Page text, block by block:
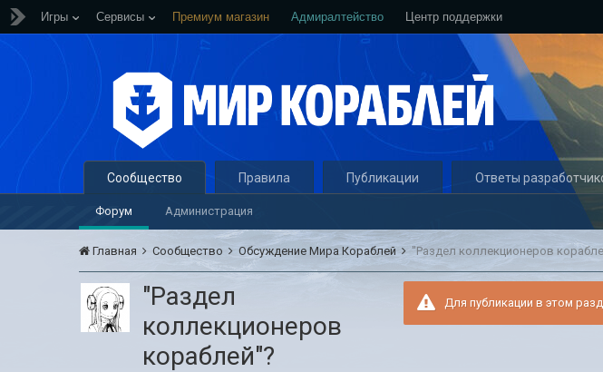
Игры Сервисы Премиум магазин Адмиралтейство Центр поддержки
Сообщество
Форум Администрация
Правила Публикации Ответы
Главная Сообщество Обсуждение Мира Кораблей "Раздел коллекционеров
Для публикации в этом
"Раздел
коллекционеров
кораблей"?